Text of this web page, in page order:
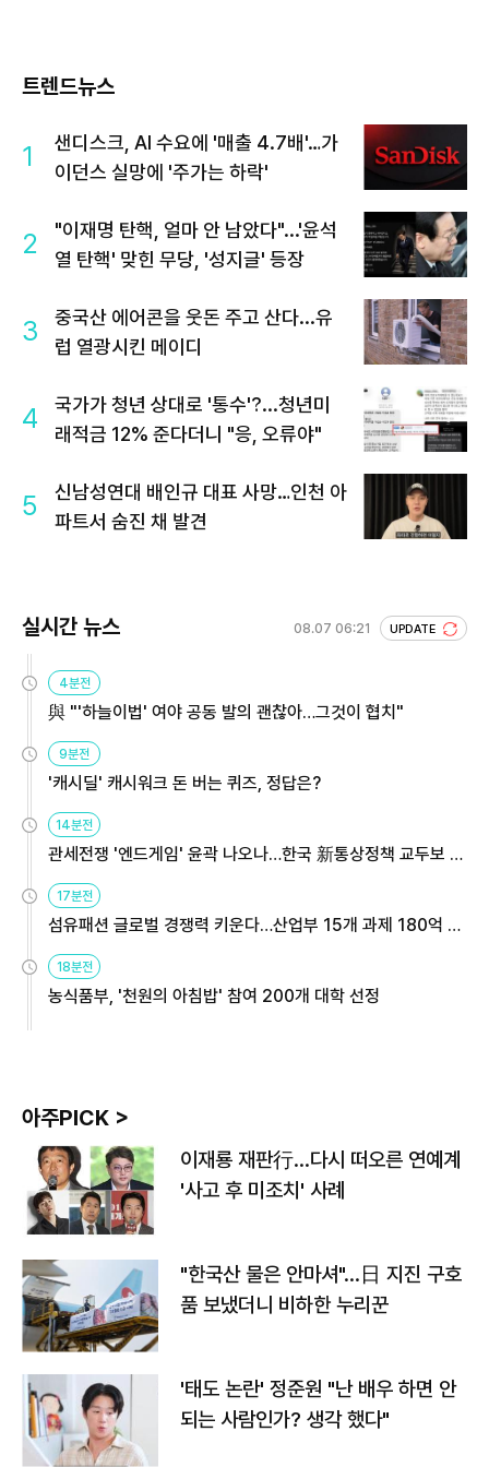
트렌드뉴스
1
샌디스크, AI 수요에 '매출 4.7배'…가
이던스 실망에 '주가는 하락'
2
"이재명 탄핵, 얼마 안 남았다"...'윤석
열 탄핵' 맞힌 무당, '성지글' 등장
3
중국산 에어콘을 웃돈 주고 산다...유
럽 열광시킨 메이디
4
국가가 청년 상대로 '통수'?...청년미
래적금 12% 준다더니 "응, 오류야"
5
신남성연대 배인규 대표 사망…인천 아
파트서 숨진 채 발견
실시간 뉴스 08.07 06:21 UPDATE
4분전
與 "'하늘이법' 여야 공동 발의 괜찮아…그것이 협치"
9분전
'캐시딜' 캐시워크 돈 버는 퀴즈, 정답은?
14분전
관세전쟁 '엔드게임' 윤곽 나오나…한국 新통상정책 교두보 활
17분전
섬유패션 글로벌 경쟁력 키운다…산업부 15개 과제 180억 지
18분전
농식품부, '천원의 아침밥' 참여 200개 대학 선정
아주PICK >
이재룡 재판行…다시 떠오른 연예계
'사고 후 미조치' 사례
"한국산 물은 안마셔"…日 지진 구호
품 보냈더니 비하한 누리꾼
'태도 논란' 정준원 "난 배우 하면 안
되는 사람인가? 생각 했다"